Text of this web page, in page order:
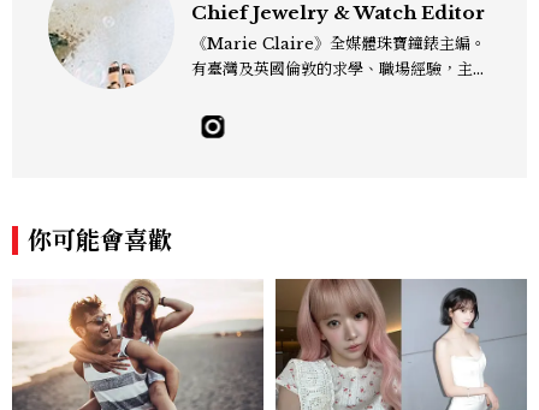
Chief Jewelry & Watch Editor
《Marie Claire》全媒體珠寶鐘錶主編。
有臺灣及英國倫敦的求學、職場經驗，主修
佳人》編輯工作內容，包括錶展等國際活動
採訪、珠寶市場動態等專題，及視覺拍攝執
你可能會喜歡